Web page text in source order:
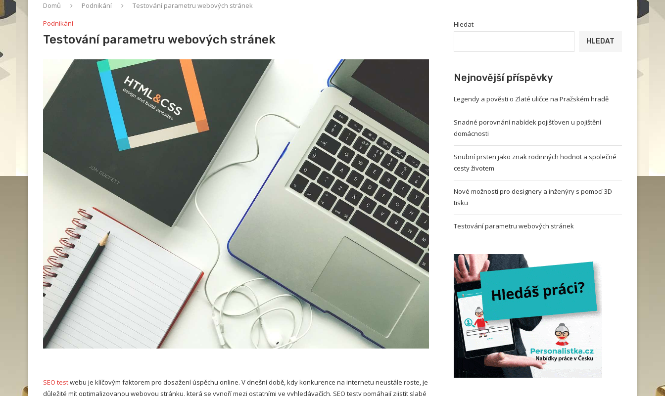
Domů Podnikání
Testování parametru webových stránek
Podnikání
Testování parametru webových stránek
SEO testwebu je klíčovým faktorem pro dosažení úspěchu online. V dnešní době, kdy konkurence na internetu neustále roste, je
důležité mít optimalizovanou webovou stránku, která se vynoří mezi ostatními ve vyhledávačích. SEO testy pomáhají zjistit slabé
Hledat
HLEDAT
Nejnovější příspěvky
Legendy a pověsti o Zlaté uličce na Pražském hradě
Snadné porovnání nabídek pojišťoven u pojištění
domácnosti
Snubní prsten jako znak rodinných hodnot a společné
cesty životem
Nové možnosti pro designery a inženýry s pomocí 3D
tisku
Testování parametru webových stránek